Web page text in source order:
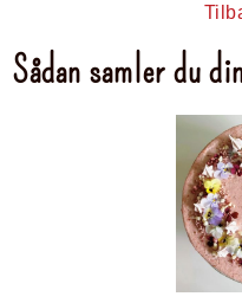
Sådan samler du